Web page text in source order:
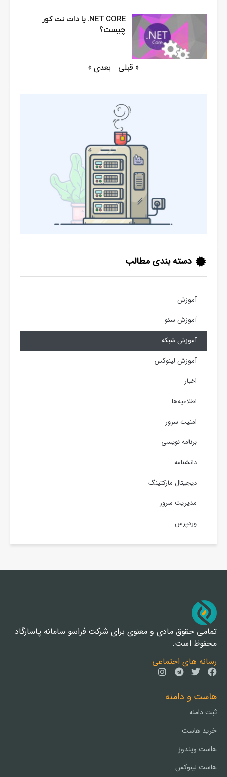
NET CORE. یا دات نت کور
چیست؟
« قبلی بعدی »
دسته بندی مطالب
آموزش
آموزش سئو
آموزش شبکه
آموزش لینوکس
اخبار
اطلاعیه‌ها
امنیت سرور
برنامه نویسی
دانشنامه
دیجیتال مارکتینگ
مدیریت سرور
وردپرس
تمامی حقوق مادی و معنوی برای شرکت فراسو سامانه پاسارگاد
محفوظ است.
رسانه های اجتماعی
هاست و دامنه
ثبت دامنه
خرید هاست
هاست ویندوز
هاست لینوکس